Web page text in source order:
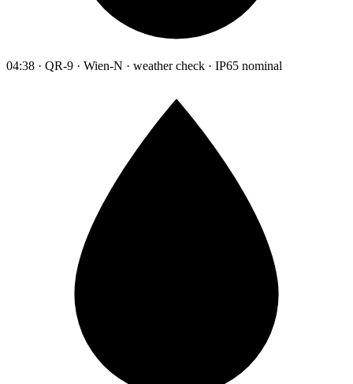
04:38 · QR-9 · Wien-N · weather check · IP65 nominal